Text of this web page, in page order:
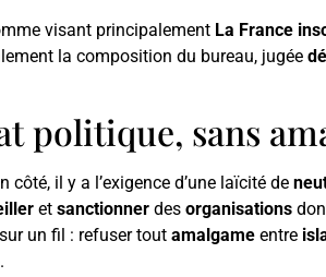
visant principalement La France
la composition du bureau, jugée
politique, sans
côté, il y a l’exigence d’une laïcité de
et sanctionner des organisations
un fil : refuser tout amalgame entre
.